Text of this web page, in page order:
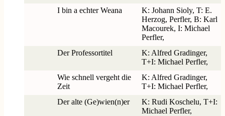
I bin a echter Weana
K: Johann Sioly, T: E.
Herzog, Perfler, B: Karl
Macourek, I: Michael
Perfler,
Der Professortitel
K: Alfred Gradinger,
T+I: Michael Perfler,
Wie schnell vergeht die
Zeit
K: Alfred Gradinger,
T+I: Michael Perfler,
Der alte (Ge)wien(n)er
K: Rudi Koschelu, T+I:
Michael Perfler,